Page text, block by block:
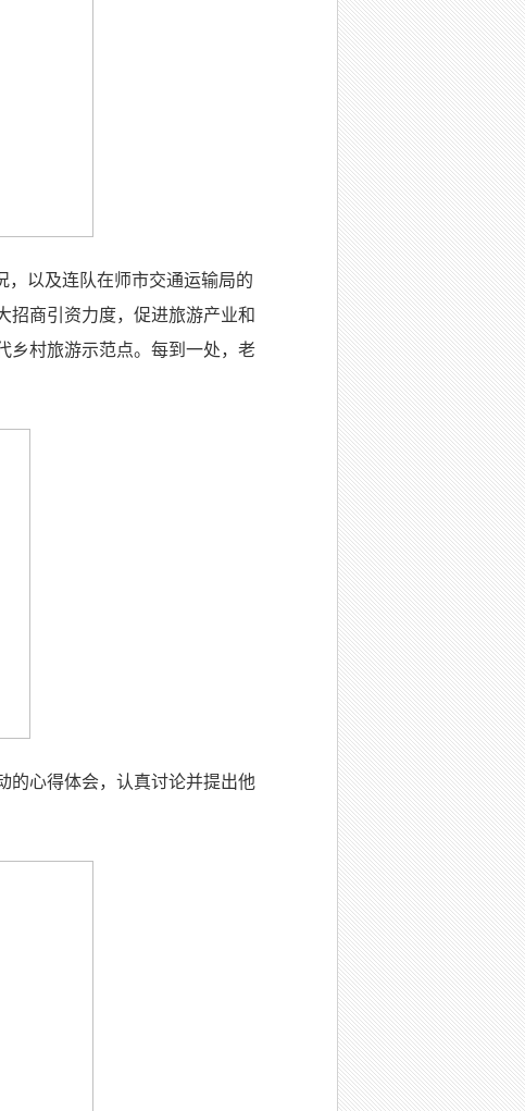
，以及连队在师市交通运输局的
招商引资力度，促进旅游产业和
乡村旅游示范点。每到一处，老
的心得体会，认真讨论并提出他